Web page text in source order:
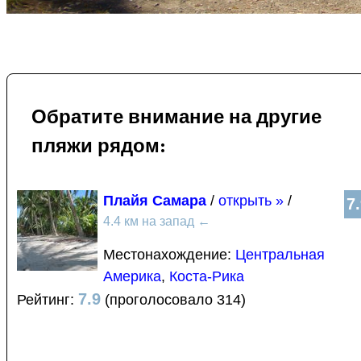
Обратите внимание на другие
пляжи рядом:
Плайя Самара / открыть » /
4.4 км на запад ←
Местонахождение: Центральная
Америка, Коста-Рика
Рейтинг: 7.9 (проголосовало 314)